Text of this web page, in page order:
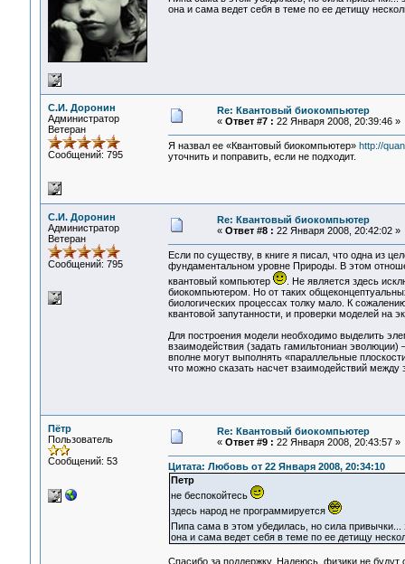
она и сама ведет себя в теме по ее детищу
С.И. Доронин
Администратор
Ветеран
Сообщений: 795
Re: Квантовый биокомпьютер
« Ответ #7 : 22 Января 2008, 20:39:46 »
Я назвал ее «Квантовый биокомпьютер» http://
уточнить и поправить, если не подходит.
С.И. Доронин
Администратор
Ветеран
Сообщений: 795
Re: Квантовый биокомпьютер
« Ответ #8 : 22 Января 2008, 20:42:02 »
Если по существу, в книге я писал, что одна из
фундаментальном уровне Природы. В этом
квантовый компьютер
. Не является здесь
биокомпьютером. Но от таких
биологических процессах толку мало. К
квантовой запутанности, и проверки моделей на
Для построения модели необходимо выделить
взаимодействия (задать гамильтониан
вполне могут выполнять «параллельные
что можно сказать насчет взаимодействий между
Пётр
Пользователь
Сообщений: 53
Re: Квантовый биокомпьютер
« Ответ #9 : 22 Января 2008, 20:43:57 »
Цитата: Любовь от 22 Января 2008, 20:34:10
Петр
не беспокойтесь
здесь народ не программируется
Пипа сама в этом убедилась, но сила привычки...
она и сама ведет себя в теме по ее детищу
Спасибо за поддержку. Надеюсь, физики не